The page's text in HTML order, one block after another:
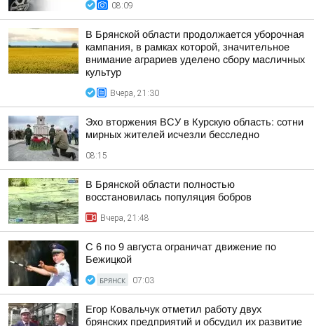
08:09
В Брянской области продолжается уборочная
кампания, в рамках которой, значительное
внимание аграриев уделено сбору масличных
культур
Вчера, 21:30
Эхо вторжения ВСУ в Курскую область: сотни
мирных жителей исчезли бесследно
08:15
В Брянской области полностью
восстановилась популяция бобров
Вчера, 21:48
С 6 по 9 августа ограничат движение по
Бежицкой
БРЯНСК 07:03
Егор Ковальчук отметил работу двух
брянских предприятий и обсудил их развитие